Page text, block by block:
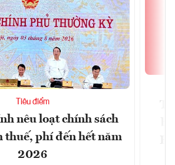
Tiêu điểm
nêu loạt chính sách
thuế, phí đến hết năm
2026